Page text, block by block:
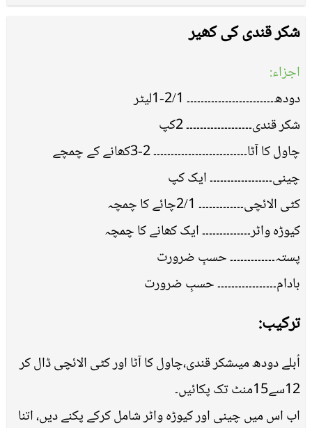
شکر قندی کی کھیر
اجزاء:
دودھ۔۔۔۔۔۔۔۔۔۔۔۔۔۔۔۔۔۔۔۔۔۔۔۔۔ 2/1-1لیٹر
شکر قندی۔۔۔۔۔۔۔۔۔۔۔۔۔۔۔۔۔۔۔ 2کپ
چاول کا آٹا۔۔۔۔۔۔۔۔۔۔۔۔۔۔۔۔۔۔۔۔۔۔۔۔۔۔۔ 2-3کھانے کے چمچے
چینی۔۔۔۔۔۔۔۔۔۔۔۔۔۔۔۔۔۔ ایک کپ
کٹی الائچی۔۔۔۔۔۔۔۔۔۔۔۔۔ 2/1چائے کا چمچہ
کیوڑہ واٹر۔۔۔۔۔۔۔۔۔۔۔۔۔۔ ایک کھانے کا چمچہ
پستہ۔۔۔۔۔۔۔۔۔۔۔۔۔ حسبِ ضرورت
بادام۔۔۔۔۔۔۔۔۔۔۔۔۔۔۔۔۔ حسبِ ضرورت
ترکیب:
اُبلے دودھ میںشکر قندی،چاول کا آٹا اور کٹی الائچی ڈال کر
12سے15منٹ تک پکائیں۔
اب اس میں چینی اور کیوڑہ واٹر شامل کرکے پکنے دیں، اتنا